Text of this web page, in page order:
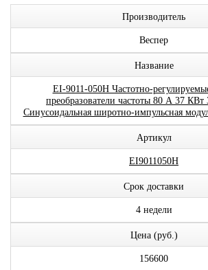
Производитель
Веспер
Название
EI-9011-050H Частотно-
преобразователи частоты 80 А 37
Синусоидальная широтно-импульсная
Артикул
EI9011050H
Срок доставки
4 недели
Цена (руб.)
156600